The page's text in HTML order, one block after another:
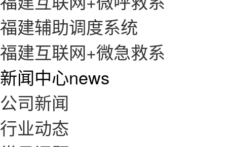
福建辅助调度系统
福建互联网+微急救系
新闻中心news
公司新闻
行业动态